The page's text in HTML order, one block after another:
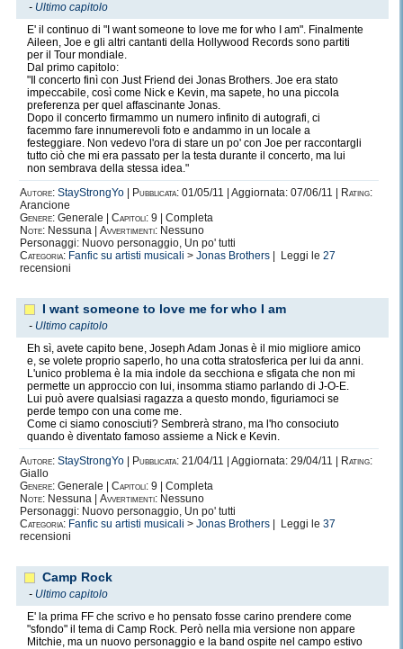
- Ultimo capitolo
E' il continuo di "I want someone to love me for who I am". Finalmente
Aileen, Joe e gli altri cantanti della Hollywood Records sono partiti
per il Tour mondiale.
Dal primo capitolo:
"Il concerto finì con Just Friend dei Jonas Brothers. Joe era stato
impeccabile, così come Nick e Kevin, ma sapete, ho una piccola
preferenza per quel affascinante Jonas.
Dopo il concerto firmammo un numero infinito di autografi, ci
facemmo fare innumerevoli foto e andammo in un locale a
festeggiare. Non vedevo l'ora di stare un po' con Joe per raccontargli
tutto ciò che mi era passato per la testa durante il concerto, ma lui
non sembrava della stessa idea."
Autore: StayStrongYo Pubblicata: 01/05/11 | Aggiornata: 07/06/11 |
Rating:
Arancione
Genere: Generale | Capitoli: 9 | Completa
Note: Nessuna | Avvertimenti: Nessuno
Personaggi: Nuovo personaggio, Un po' tutti
Categoria: Fanfic su artisti musicali > Jonas Brothers | Leggi le 27
recensioni
I want someone to love me for who I am
- Ultimo capitolo
Eh sì, avete capito bene, Joseph Adam Jonas è il mio migliore amico
e, se volete proprio saperlo, ho una cotta stratosferica per lui da anni.
L'unico problema è la mia indole da secchiona e sfigata che non mi
permette un approccio con lui, insomma stiamo parlando di J-O-E.
Lui può avere qualsiasi ragazza a questo mondo, figuriamoci se
perde tempo con una come me.
Come ci siamo conosciuti? Sembrerà strano, ma l'ho consociuto
quando è diventato famoso assieme a Nick e Kevin.
Autore: StayStrongYo Pubblicata: 21/04/11 | Aggiornata: 29/04/11 |
Rating:
Giallo
Genere: Generale | Capitoli: 9 | Completa
Note: Nessuna | Avvertimenti: Nessuno
Personaggi: Nuovo personaggio, Un po' tutti
Categoria: Fanfic su artisti musicali > Jonas Brothers | Leggi le 37
recensioni
Camp Rock
- Ultimo capitolo
E' la prima FF che scrivo e ho pensato fosse carino prendere come
"sfondo" il tema di Camp Rock. Però nella mia versione non appare
Mitchie, ma un nuovo personaggio e la band ospite nel campo estivo